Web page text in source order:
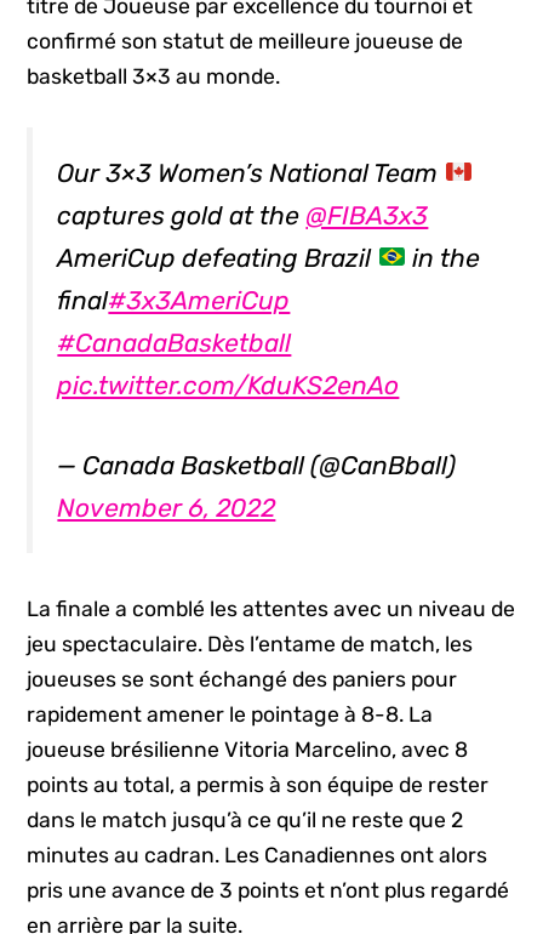
titre de Joueuse par excellence du tournoi et
confirmé son statut de meilleure joueuse de
basketball 3×3 au monde.
Our 3×3 Women’s National Team
captures gold at the @FIBA3x3
AmeriCup defeating Brazil
in the
final#3x3AmeriCup
#CanadaBasketball
pic.twitter.com/KduKS2enAo
— Canada Basketball (@CanBball)
November 6, 2022
La finale a comblé les attentes avec un niveau de
jeu spectaculaire. Dès l’entame de match, les
joueuses se sont échangé des paniers pour
rapidement amener le pointage à 8-8. La
joueuse brésilienne Vitoria Marcelino, avec 8
points au total, a permis à son équipe de rester
dans le match jusqu’à ce qu’il ne reste que 2
minutes au cadran. Les Canadiennes ont alors
pris une avance de 3 points et n’ont plus regardé
en arrière par la suite.